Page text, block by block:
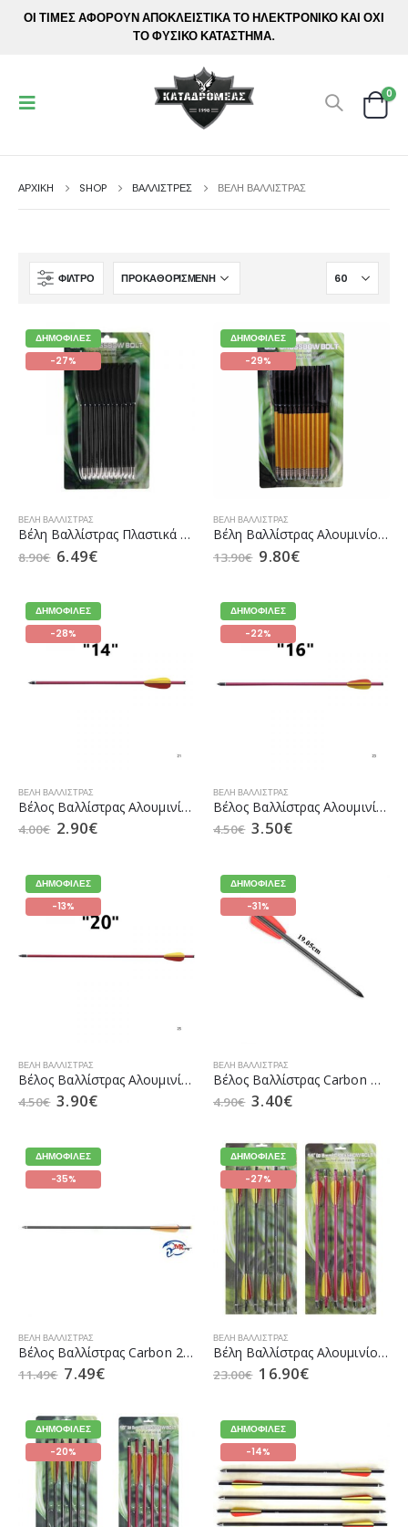
ΟΙ ΤΙΜΕΣ ΑΦΟΡΟΥΝ ΑΠΟΚΛΕΙΣΤΙΚΑ ΤΟ ΗΛΕΚΤΡΟΝΙΚΟ ΚΑΙ ΟΧΙ
ΤΟ ΦΥΣΙΚΟ ΚΑΤΑΣΤΗΜΑ.
0
ΑΡΧΙΚΉ SHOP ΒΑΛΛΙΣΤΡΕΣ ΒΈΛΗ ΒΑΛΛΊΣΤΡΑΣ
ΦΊΛΤΡΟ
ΔΗΜΟΦΙΛΈΣ
-27%
ΒΈΛΗ ΒΑΛΛΊΣΤΡΑΣ
Βέλη Βαλλίστρας Πλαστικά 6.5″ MK-PL-BK της Man Kung
8.90€ 6.49€
ΔΗΜΟΦΙΛΈΣ
-29%
ΒΈΛΗ ΒΑΛΛΊΣΤΡΑΣ
Βέλη Βαλλίστρας Αλουμινίου MK-AL της Man Kung
13.90€ 9.80€
ΔΗΜΟΦΙΛΈΣ
-28%
ΒΈΛΗ ΒΑΛΛΊΣΤΡΑΣ
Βέλος Βαλλίστρας Αλουμινίου MK AL14 R της Man Kung
4.00€ 2.90€
ΔΗΜΟΦΙΛΈΣ
-22%
ΒΈΛΗ ΒΑΛΛΊΣΤΡΑΣ
Βέλος Βαλλίστρας Αλουμινίου MK AL16 R της Man Kung
4.50€ 3.50€
ΔΗΜΟΦΙΛΈΣ
-13%
ΒΈΛΗ ΒΑΛΛΊΣΤΡΑΣ
Βέλος Βαλλίστρας Αλουμινίου MK AL20 R της Man Kung
4.50€ 3.90€
ΔΗΜΟΦΙΛΈΣ
-31%
ΒΈΛΗ ΒΑΛΛΊΣΤΡΑΣ
Βέλος Βαλλίστρας Carbon Μαύρο 7.6mm της Alpin Outdoor 7.5″
4.90€ 3.40€
ΔΗΜΟΦΙΛΈΣ
-35%
ΒΈΛΗ ΒΑΛΛΊΣΤΡΑΣ
Βέλος Βαλλίστρας Carbon 22″ της Man Kung
11.49€ 7.49€
ΔΗΜΟΦΙΛΈΣ
-27%
ΒΈΛΗ ΒΑΛΛΊΣΤΡΑΣ
Βέλη Βαλλίστρας Αλουμινίου Σετ 6 τεμάχια Man Kung MK-AL14
23.00€ 16.90€
ΔΗΜΟΦΙΛΈΣ
-20%
ΔΗΜΟΦΙΛΈΣ
-14%